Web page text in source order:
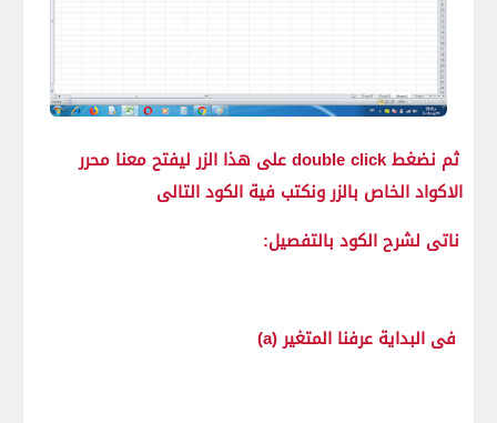
ثم نضغط double click على هذا الزر ليفتح معنا محرر
الاكواد الخاص بالزر ونكتب فية الكود التالى
ناتى لشرح الكود بالتفصيل:
فى البداية عرفنا المتغير (a)